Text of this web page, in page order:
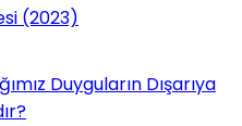
(2023)
Duyguların Dışarıya